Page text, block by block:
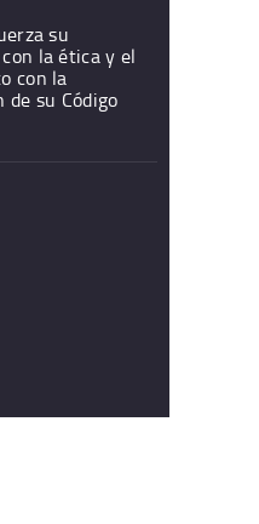
su
la ética y el
con la
su Código